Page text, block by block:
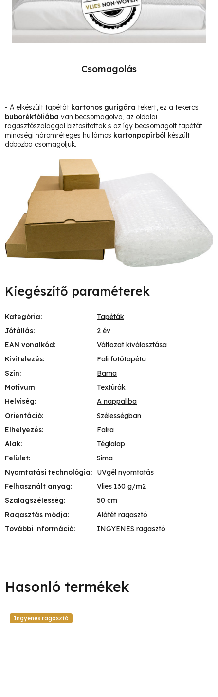
Csomagolás
- A elkészült tapétát kartonos gurigára tekert, ez a tekercs
buborékfóliába van becsomagolva, az oldalai
ragasztószalaggal biztosítottak s az így becsomagolt tapétát
minoségi háromréteges hullámos kartonpapírból készült
dobozba csomagoljuk.
Kiegészítő paraméterek
Kategória:
Tapéták
Jótállás:
2 év
EAN vonalkód:
Változat kiválasztása
Kivitelezés:
Fali fotótapéta
Szín:
Barna
Motívum:
Textúrák
Helyiség:
A nappaliba
Orientáció:
Szélességban
Elhelyezés:
Falra
Alak:
Téglalap
Felület:
Sima
Nyomtatási technológia:
UVgél nyomtatás
Felhasznált anyag:
Vlies 130 g/m2
Szalagszélesség:
50 cm
Ragasztás módja:
Alátét ragasztó
További információ: INGYENES ragasztó
Ingyenes ragasztó